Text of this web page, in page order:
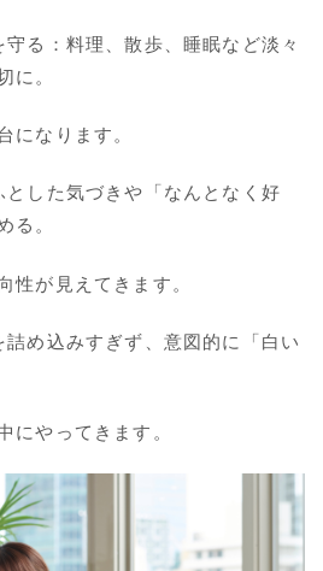
る：料理、散歩、睡眠など淡々
に。
になります。
した気づきや「なんとなく好
る。
性が見えてきます。
め込みすぎず、意図的に「白い
にやってきます。